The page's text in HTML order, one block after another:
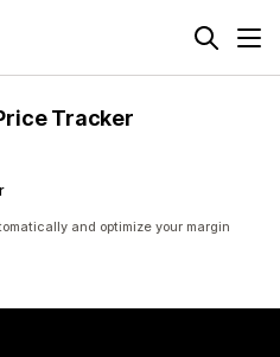
Tracker
and optimize your margin